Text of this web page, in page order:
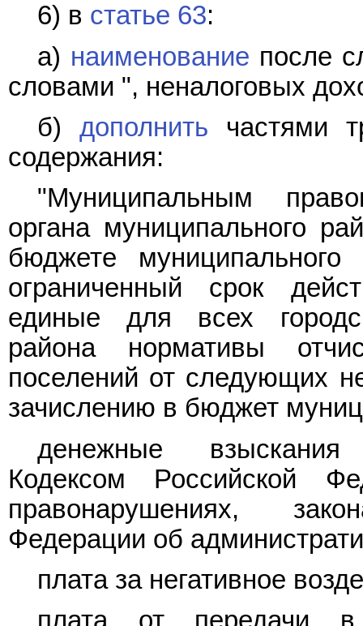
6) в статье 63:
а) наименование после
словами ", неналоговых
б) дополнить частями
содержания:
"Муниципальным
органа муниципального
бюджете
ограниченный срок
единые для всех
района нормативы
поселений от следующих
зачислению в бюджет
денежные
Кодексом Российской
правонарушениях,
Федерации об
плата за негативное